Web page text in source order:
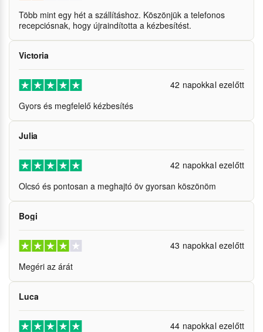
Több mint egy hét a szállításhoz. Köszönjük a telefonos
recepciósnak, hogy újraindította a kézbesítést.
Victoria
42 napokkal ezelőtt
Gyors és megfelelő kézbesítés
Julia
42 napokkal ezelőtt
Olcsó és pontosan a meghajtó öv gyorsan köszönöm
Bogi
43 napokkal ezelőtt
Megéri az árát
Luca
44 napokkal ezelőtt